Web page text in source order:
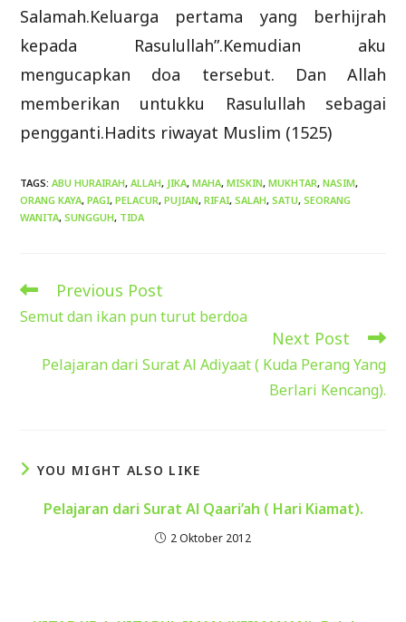
Salamah.Keluarga pertama yang berhijrah
kepada Rasulullah”.Kemudian aku
mengucapkan doa tersebut. Dan Allah
memberikan untukku Rasulullah sebagai
pengganti.Hadits riwayat Muslim (1525)
TAGS:ABU HURAIRAH, ALLAH, JIKA, MAHA, MISKIN, MUKHTAR, NASIM,
ORANG KAYA, PAGI, PELACUR, PUJIAN, RIFAI, SALAH, SATU, SEORANG
WANITA, SUNGGUH, TIDA
Read
articles
Previous Post
Semut dan ikan pun turut berdoa
Next Post
Pelajaran dari Surat Al Adiyaat ( Kuda Perang Yang
Berlari Kencang).
YOU MIGHT ALSO LIKE
Pelajaran dari Surat Al Qaari’ah ( Hari Kiamat).
2 Oktober 2012